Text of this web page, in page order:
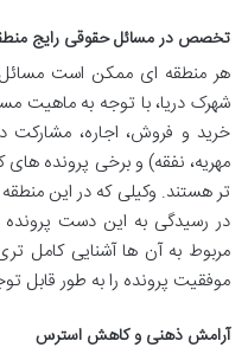
تخصص در مسائل حقوقی رایج
هر منطقه ای ممکن است
شهرک دریا، با توجه به ماهیت
خرید و فروش، اجاره، مشارکت
مهریه، نفقه) و برخی پرونده
تر هستند. وکیلی که در این
در رسیدگی به این دست
مربوط به آن ها آشنایی کامل
موفقیت پرونده را به طور قابل
آرامش ذهنی و کاهش استرس